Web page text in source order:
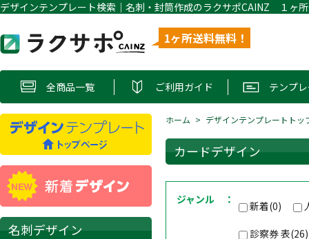
1ヶ所送料無料！
全商品一覧 ご利用ガイド テンプ
ホーム デザインテンプレートトッ
カードデザイン
ジャンル ： 新着(0)
診察券 表
名刺デザイン